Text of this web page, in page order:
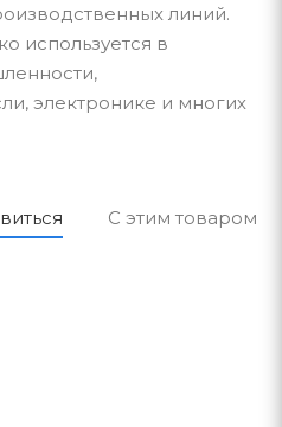
линий.
используется в
электронике и многих
С этим товаром